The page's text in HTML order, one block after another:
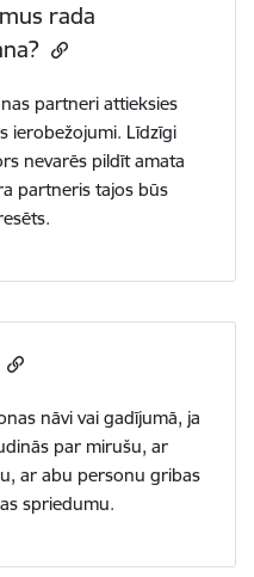
rada
partneri attieksies
ierobežojumi. Līdzīgi
nevarēs pildīt amata
partneris tajos būs
nāvi vai gadījumā, ja
par mirušu, ar
ar abu personu gribas
spriedumu.